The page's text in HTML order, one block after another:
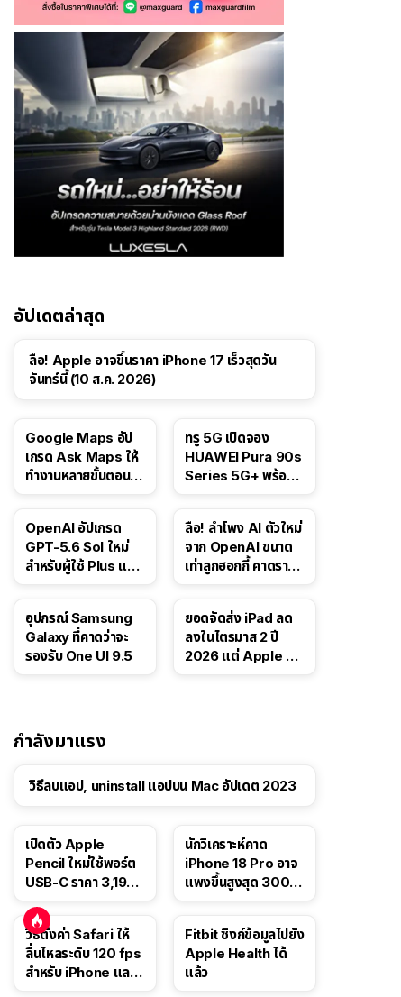
อัปเดตล่าสุด
ลือ! Apple อาจขึ้นราคา iPhone 17 เร็วสุดวัน
จันทร์นี้ (10 ส.ค. 2026)
Google Maps อัป
เกรด Ask Maps ให้
ทำงานหลายขั้นตอนได้
สาธารณะ
ทรู 5G เปิดจอง
HUAWEI Pura 90s
Series 5G+ พร้อม
OpenAI อัปเกรด
GPT-5.6 Sol ใหม่
สำหรับผู้ใช้ Plus และ
ลือ! ลำโพง AI ตัวใหม่
จาก OpenAI ขนาด
เท่าลูกฮอกกี้ คาดราคา
อุปกรณ์ Samsung
Galaxy ที่คาดว่าจะ
รองรับ One UI 9.5
ยอดจัดส่ง iPad ลด
ลงในไตรมาส 2 ปี
2026 แต่ Apple ยัง
กำลังมาแรง
วิธีลบแอป, uninstall แอปบน Mac อัปเดต 2023
เปิดตัว Apple
Pencil ใหม่ใช้พอร์ต
USB-C ราคา 3,190
นี้
นักวิเคราะห์คาด
iPhone 18 Pro อาจ
แพงขึ้นสูงสุด 300
วิธีตั้งค่า Safari ให้
ลื่นไหลระดับ 120 fps
สำหรับ iPhone และ
Fitbit ซิงก์ข้อมูลไปยัง
Apple Health ได้
แล้ว